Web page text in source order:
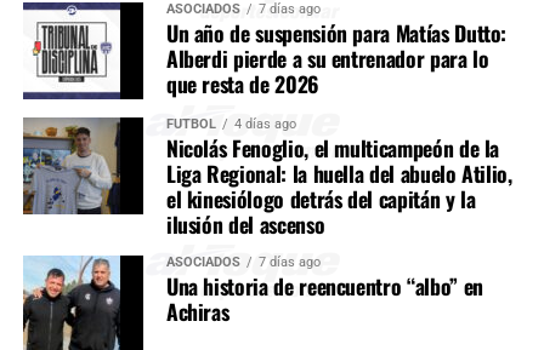
ASOCIADOS 7 días ago
Un año de suspensión para Matías Dutto:
Alberdi pierde a su entrenador para lo
que resta de 2026
FÚTBOL 4 días ago
Nicolás Fenoglio, el multicampeón de la
Liga Regional: la huella del abuelo Atilio,
el kinesiólogo detrás del capitán y la
ilusión del ascenso
ASOCIADOS 7 días ago
Una historia de reencuentro “albo” en
Achiras